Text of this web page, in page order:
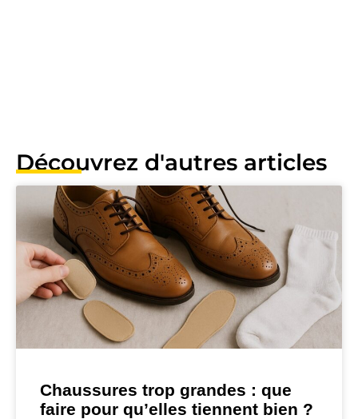
Découvrez d'autres articles
Chaussures trop grandes : que
faire pour qu’elles tiennent bien ?